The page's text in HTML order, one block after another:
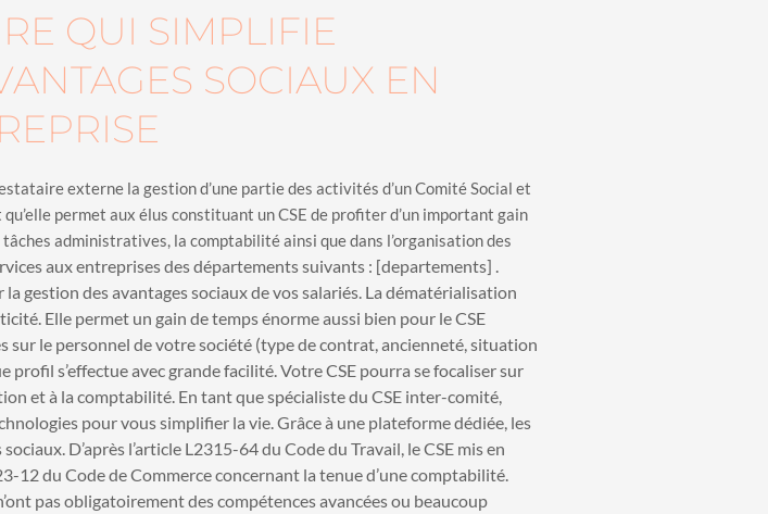
QUI SIMPLIFIE
SOCIAUX EN
externe la gestion d’une partie des activités d’un Comité Social et
permet aux élus constituant un CSE de profiter d’un important gain
administratives, la comptabilité ainsi que dans l’organisation des
aux entreprises des départements suivants : [departements] .
gestion des avantages sociaux de vos salariés. La dématérialisation
Elle permet un gain de temps énorme aussi bien pour le CSE
sur le personnel de votre société (type de contrat, ancienneté, situation
s’effectue avec grande facilité. Votre CSE pourra se focaliser sur
et à la comptabilité. En tant que spécialiste du CSE inter-comité,
pour vous simplifier la vie. Grâce à une plateforme dédiée, les
D’après l’article L2315-64 du Code du Travail, le CSE mis en
12 du Code de Commerce concernant la tenue d’une comptabilité.
pas obligatoirement des compétences avancées ou beaucoup